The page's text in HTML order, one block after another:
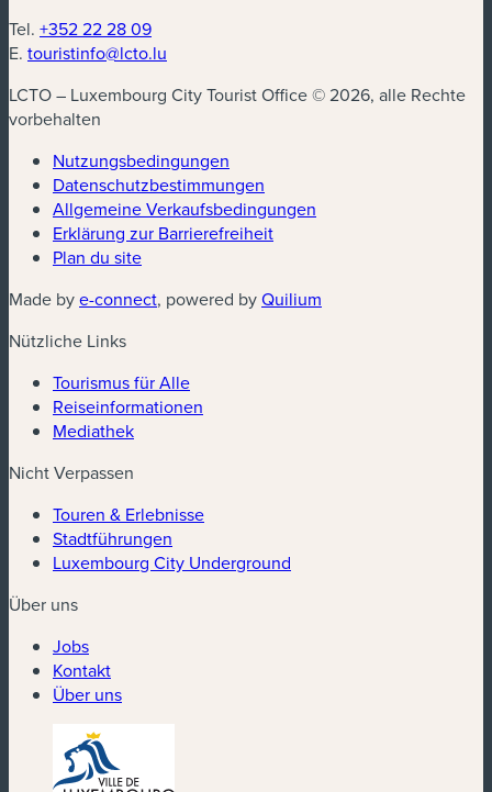
Tel. +352 22 28 09
E. touristinfo@lcto.lu
LCTO – Luxembourg City Tourist Office © 2026, alle Rechte
vorbehalten
Nutzungsbedingungen
Datenschutzbestimmungen
Allgemeine Verkaufsbedingungen
Erklärung zur Barrierefreiheit
Plan du site
Made bye-connect(neues Fenster)
, powered byQuilium
Nützliche Links
Tourismus für Alle
Reiseinformationen
Mediathek
Nicht Verpassen
Touren & Erlebnisse
Stadtführungen
Luxembourg City Underground
Über uns
Jobs
Kontakt
Über uns